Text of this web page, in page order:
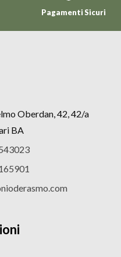
Pagamenti Sicuri
Oberdan, 42, 42/a
BA